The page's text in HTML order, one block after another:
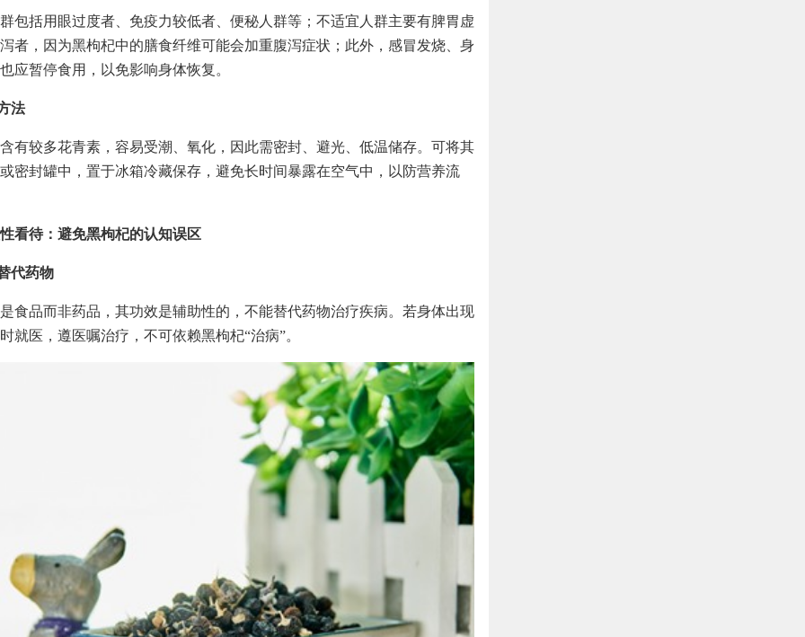
包括用眼过度者、免疫力较低者、便秘人群等；不适宜人群主要有脾胃虚
者，因为黑枸杞中的膳食纤维可能会加重腹泻症状；此外，感冒发烧、身
应暂停食用，以免影响身体恢复。
法
有较多花青素，容易受潮、氧化，因此需密封、避光、低温储存。可将其
密封罐中，置于冰箱冷藏保存，避免长时间暴露在空气中，以防营养流
看待：避免黑枸杞的认知误区
代药物
食品而非药品，其功效是辅助性的，不能替代药物治疗疾病。若身体出现
就医，遵医嘱治疗，不可依赖黑枸杞“治病”。